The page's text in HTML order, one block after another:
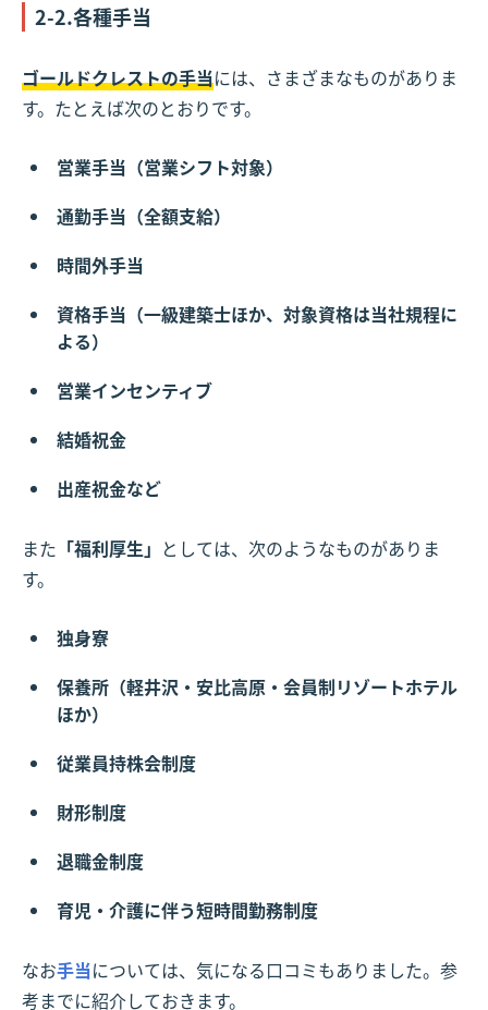
2-2.各種手当
ゴールドクレストの手当には、さまざまなものがありま
す。たとえば次のとおりです。
営業手当（営業シフト対象）
通勤手当（全額支給）
時間外手当
資格手当（一級建築士ほか、対象資格は当社規程に
よる）
営業インセンティブ
結婚祝金
出産祝金など
また 「福利厚生」 としては、次のようなものがありま
す。
独身寮
保養所（軽井沢・安比高原・会員制リゾートホテル
ほか）
従業員持株会制度
財形制度
退職金制度
育児・介護に伴う短時間勤務制度
なお手当については、気になる口コミもありました。参
考までに紹介しておきます。